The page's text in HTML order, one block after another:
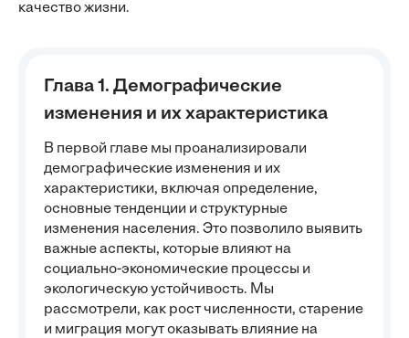
качество жизни.
Глава 1. Демографические
изменения и их характеристика
В первой главе мы проанализировали
демографические изменения и их
характеристики, включая определение,
основные тенденции и структурные
изменения населения. Это позволило выявить
важные аспекты, которые влияют на
социально-экономические процессы и
экологическую устойчивость. Мы
рассмотрели, как рост численности, старение
и миграция могут оказывать влияние на